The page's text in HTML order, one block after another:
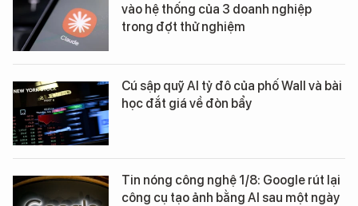
vào hệ thống của 3 doanh nghiệp
trong đợt thử nghiệm
Cú sập quỹ AI tỷ đô của phố Wall và bài
học đắt giá về đòn bẩy
Tin nóng công nghệ 1/8: Google rút lại
công cụ tạo ảnh bằng AI sau một ngày